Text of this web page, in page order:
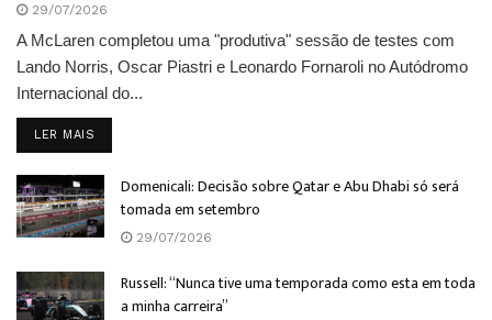
29/07/2026
A McLaren completou uma "produtiva" sessão de testes com
Lando Norris, Oscar Piastri e Leonardo Fornaroli no Autódromo
Internacional do...
LER MAIS
Domenicali: Decisão sobre Qatar e Abu Dhabi só será
tomada em setembro
29/07/2026
Russell: “Nunca tive uma temporada como esta em toda
a minha carreira”